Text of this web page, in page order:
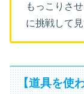
もっこりさ
に挑戦して見
【道具を使